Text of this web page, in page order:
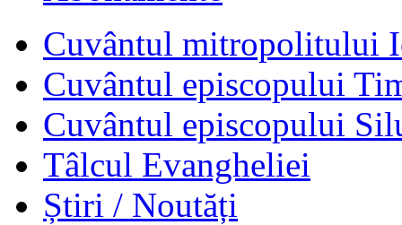
Cuvântul mitropolitului
Cuvântul episcopului
Cuvântul episcopului
Tâlcul Evangheliei
Știri / Noutăți